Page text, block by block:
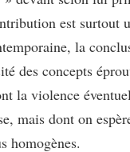
est surtout
la
des concepts
la violence
mais dont on
homogènes.